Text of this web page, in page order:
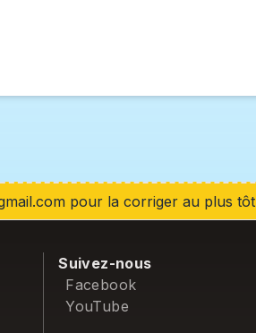
pour la corriger au plus tôt
Suivez-nous
Facebook
YouTube